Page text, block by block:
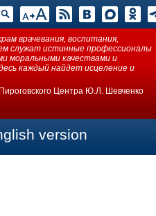
врачевания, воспитания,
служат истинные профессионалы
моральными качествами и
каждый найдет исцеление и
Центра Ю.Л. Шевченко
version